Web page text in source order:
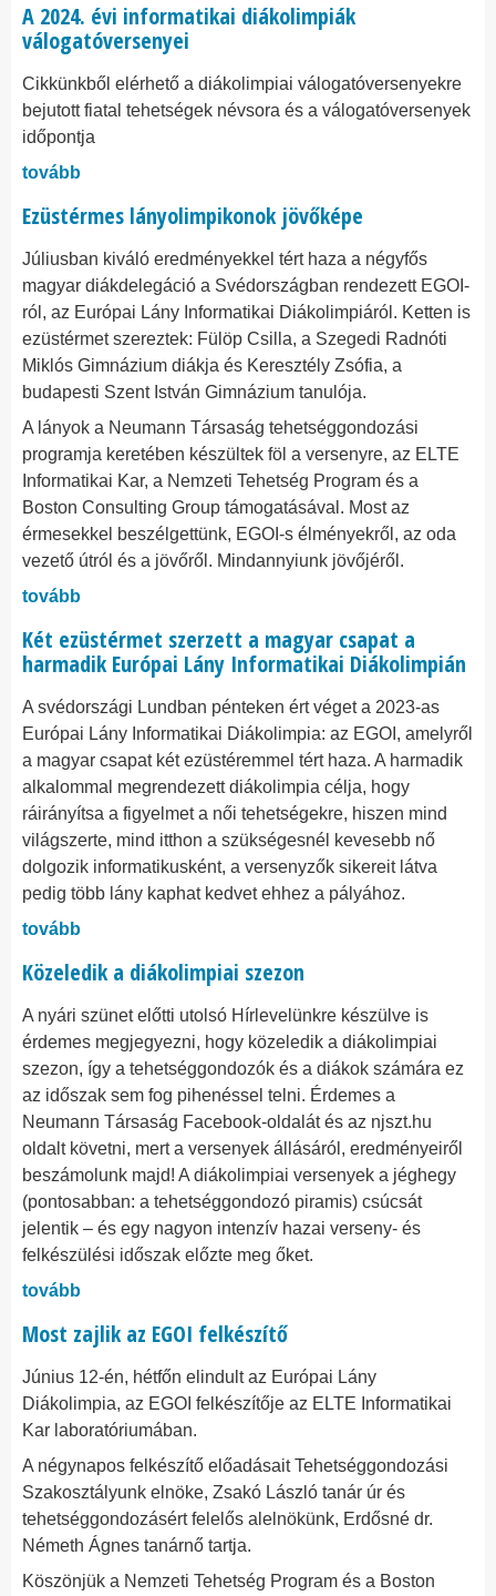
A 2024. évi informatikai diákolimpiák
válogatóversenyei
Cikkünkből elérhető a diákolimpiai válogatóversenyekre
bejutott fiatal tehetségek névsora és a válogatóversenyek
időpontja
tovább
Ezüstérmes lányolimpikonok jövőképe
Júliusban kiváló eredményekkel tért haza a négyfős
magyar diákdelegáció a Svédországban rendezett EGOI-
ról, az Európai Lány Informatikai Diákolimpiáról. Ketten is
ezüstérmet szereztek: Fülöp Csilla, a Szegedi Radnóti
Miklós Gimnázium diákja és Keresztély Zsófia, a
budapesti Szent István Gimnázium tanulója.
A lányok a Neumann Társaság tehetséggondozási
programja keretében készültek föl a versenyre, az ELTE
Informatikai Kar, a Nemzeti Tehetség Program és a
Boston Consulting Group támogatásával. Most az
érmesekkel beszélgettünk, EGOI-s élményekről, az oda
vezető útról és a jövőről. Mindannyiunk jövőjéről.
tovább
Két ezüstérmet szerzett a magyar csapat a
harmadik Európai Lány Informatikai Diákolimpián
A svédországi Lundban pénteken ért véget a 2023-as
Európai Lány Informatikai Diákolimpia: az EGOI, amelyről
a magyar csapat két ezüstéremmel tért haza. A harmadik
alkalommal megrendezett diákolimpia célja, hogy
ráirányítsa a figyelmet a női tehetségekre, hiszen mind
világszerte, mind itthon a szükségesnél kevesebb nő
dolgozik informatikusként, a versenyzők sikereit látva
pedig több lány kaphat kedvet ehhez a pályához.
tovább
Közeledik a diákolimpiai szezon
​​​​​​​A nyári szünet előtti utolsó Hírlevelünkre készülve is
érdemes megjegyezni, hogy közeledik a diákolimpiai
szezon, így a tehetséggondozók és a diákok számára ez
az időszak sem fog pihenéssel telni. Érdemes a
Neumann Társaság Facebook-oldalát és az njszt.hu
oldalt követni, mert a versenyek állásáról, eredményeiről
beszámolunk majd! A diákolimpiai versenyek a jéghegy
(pontosabban: a tehetséggondozó piramis) csúcsát
jelentik – és egy nagyon intenzív hazai verseny- és
felkészülési időszak előzte meg őket.
tovább
Most zajlik az EGOI felkészítő
Június 12-én, hétfőn elindult az Európai Lány
Diákolimpia, az EGOI felkészítője az ELTE Informatikai
Kar laboratóriumában.
A négynapos felkészítő előadásait Tehetséggondozási
Szakosztályunk elnöke, Zsakó László tanár úr és
tehetséggondozásért felelős alelnökünk, Erdősné dr.
Németh Ágnes tanárnő tartja.
Köszönjük a Nemzeti Tehetség Program és a Boston